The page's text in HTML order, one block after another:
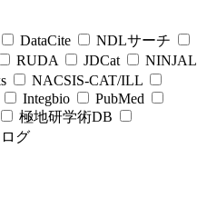
DataCite
NDLサーチ
RUDA JDCat
NINJAL
NACSIS-CAT/ILL
Integbio
PubMed
極地研学術DB
グ